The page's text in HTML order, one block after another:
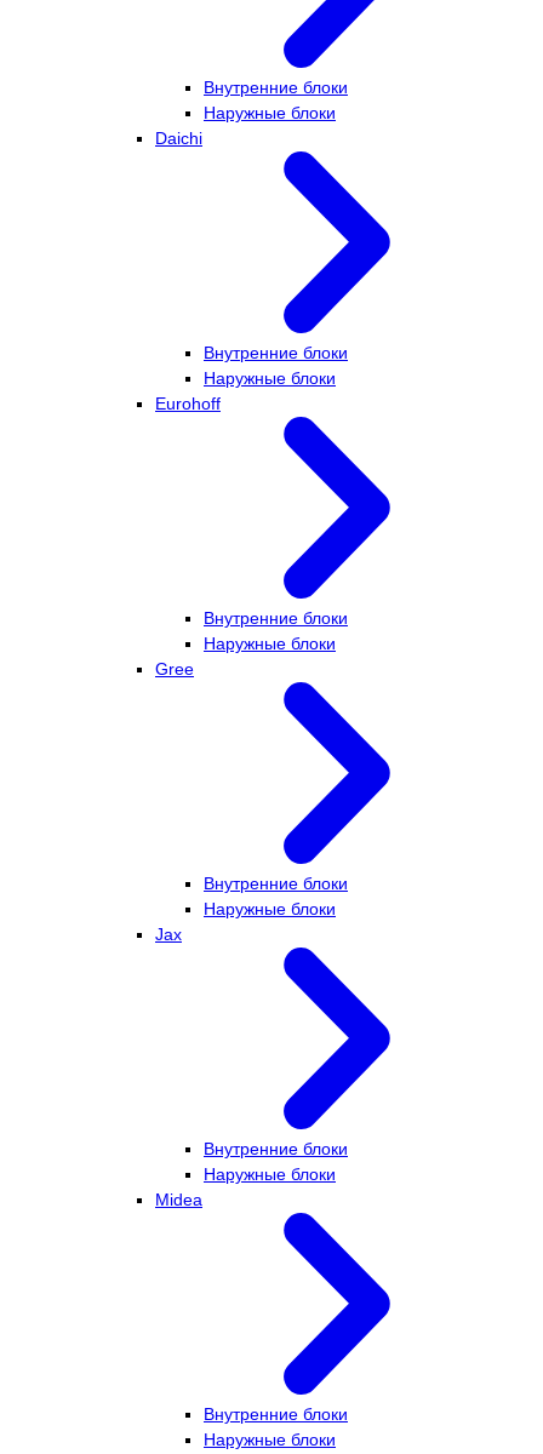
Внутренние блоки
Наружные блоки
Daichi
Внутренние блоки
Наружные блоки
Eurohoff
Внутренние блоки
Наружные блоки
Gree
Внутренние блоки
Наружные блоки
Jax
Внутренние блоки
Наружные блоки
Midea
Внутренние блоки
Наружные блоки